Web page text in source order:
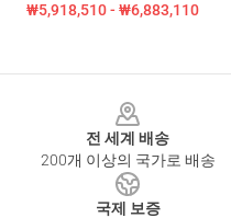
₩5,918,510 - ₩6,883,110
전 세계 배송
200개 이상의 국가로 배송
국제 보증